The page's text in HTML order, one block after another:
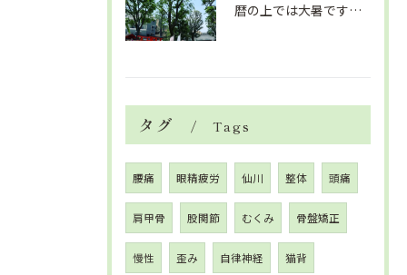
暦の上では大暑です！腰痛や肩こりから来る頭痛
タグ Tags
腰痛 眼精疲労 仙川 整体 頭痛
肩甲骨 股関節 むくみ 骨盤矯正
慢性 歪み 自律神経 猫背